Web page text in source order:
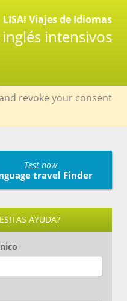
LISA! Viajes de Idiomas
intensivos
revoke your consent
Test now
travel Finder
AYUDA?